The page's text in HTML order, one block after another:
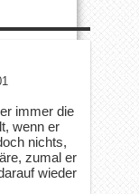
immer die
wenn er
nichts,
zumal er
wieder